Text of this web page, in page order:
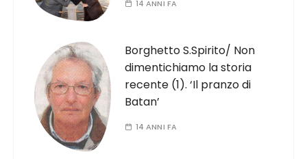
14 ANNI FA
Borghetto S.Spirito/ Non
dimentichiamo la storia
recente (1). ‘Il pranzo di
Batan’
14 ANNI FA